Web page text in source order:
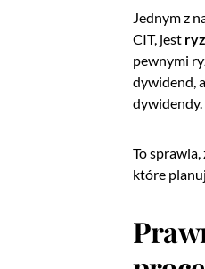
Jednym z
CIT, jest
pewnymi
dywidend,
dywidendy.
To
które